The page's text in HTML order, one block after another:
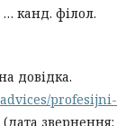
канд. філол.
довідка.
profesijni-
(дата звернення: